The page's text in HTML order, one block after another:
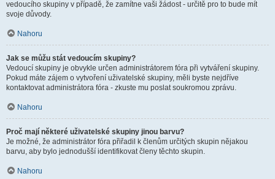
vedoucího skupiny v případě, že zamítne vaši žádost - určitě pro to bude mít
svoje důvody.
Nahoru
Jak se můžu stát vedoucím skupiny?
Vedoucí skupiny je obvykle určen administrátorem fóra při vytváření skupiny.
Pokud máte zájem o vytvoření uživatelské skupiny, měli byste nejdříve
kontaktovat administrátora fóra - zkuste mu poslat soukromou zprávu.
Nahoru
Proč mají některé uživatelské skupiny jinou barvu?
Je možné, že administrátor fóra přiřadil k členům určitých skupin nějakou
barvu, aby bylo jednodušší identifikovat členy těchto skupin.
Nahoru